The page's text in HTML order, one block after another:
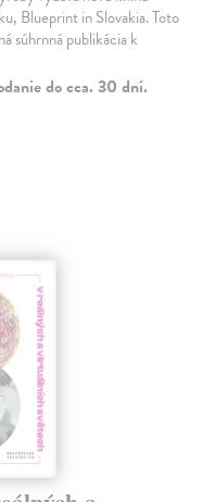
Blueprint in Slovakia. Toto
súhrnná publikácia k
do cca. 30 dní.